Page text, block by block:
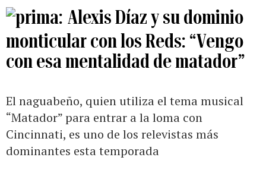
Alexis Díaz y su dominio
monticular con los Reds: “Vengo
con esa mentalidad de matador”
El naguabeño, quien utiliza el tema musical
“Matador” para entrar a la loma con
Cincinnati, es uno de los relevistas más
dominantes esta temporada